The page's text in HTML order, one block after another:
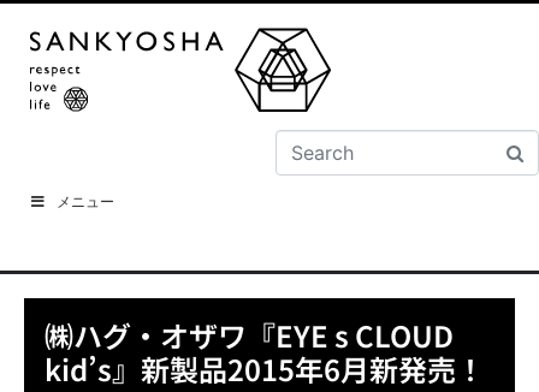
メニュー
㈱ハグ・オザワ『EYE s CLOUD
kid’s』新製品2015年6月新発売！